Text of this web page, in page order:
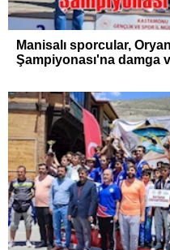
Manisalı sporcular,
Şampiyonası'na damga